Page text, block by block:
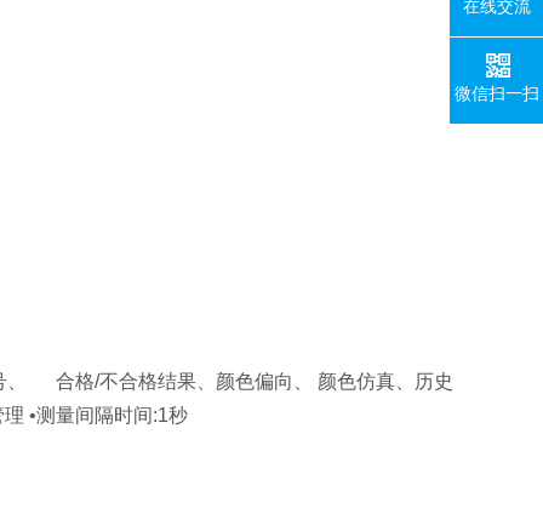
、 合格/不合格结果、颜色偏向、 颜色仿真、历史
•测量间隔时间:1秒
在线交流
微信扫一扫